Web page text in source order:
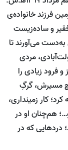
فرزند خانواده‌ی
و ساده‌زیست
به‌دست می‌آورند تا
مردی
فرود زیادی را
مسیرش، گرگِ
کار زمین‏داری،
هم‌چنان او در
دردهایی که در